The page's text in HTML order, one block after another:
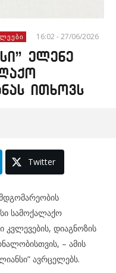
16:02 - 27/06/2026
ელენე
ითხოვს
Twitter
სამოქალაქო
კვლევების, დიაგნოზის
– ამის
ავრცელებს.